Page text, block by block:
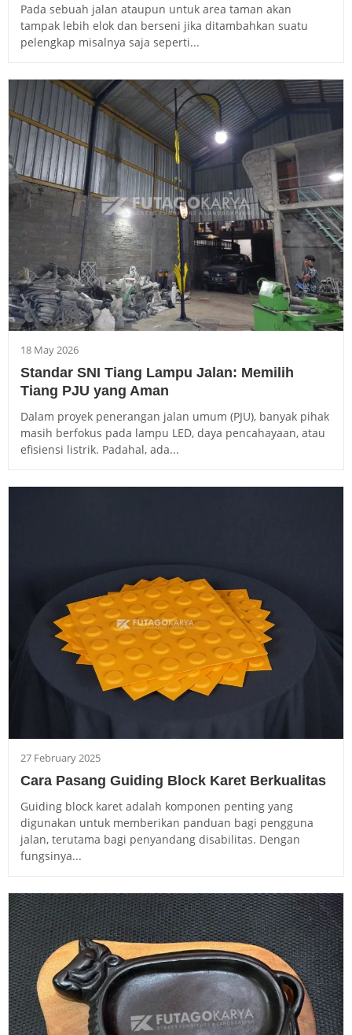
Pada sebuah jalan ataupun untuk area taman akan
tampak lebih elok dan berseni jika ditambahkan suatu
pelengkap misalnya saja seperti...
18 May 2026
Standar SNI Tiang Lampu Jalan: Memilih
Tiang PJU yang Aman
Dalam proyek penerangan jalan umum (PJU), banyak pihak
masih berfokus pada lampu LED, daya pencahayaan, atau
efisiensi listrik. Padahal, ada...
27 February 2025
Cara Pasang Guiding Block Karet Berkualitas
Guiding block karet adalah komponen penting yang
digunakan untuk memberikan panduan bagi pengguna
jalan, terutama bagi penyandang disabilitas. Dengan
fungsinya...